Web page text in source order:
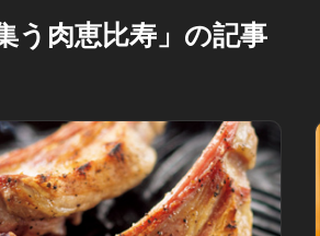
う肉恵比寿」の記事